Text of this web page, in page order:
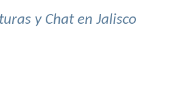
y Chat en Jalisco